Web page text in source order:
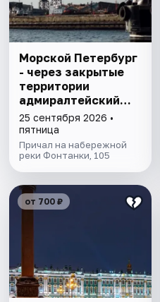
Морской Петербург
- через закрытые
территории
адмиралтейский
верфей
25 сентября 2026 •
пятница
Причал на набережной
реки Фонтанки, 105
от 700 ₽